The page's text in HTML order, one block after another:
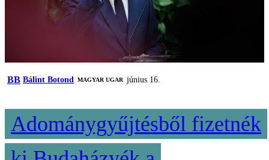
BB Bálint Botond MAGYAR UGAR június 16.
Adománygyűjtésből fizetnék